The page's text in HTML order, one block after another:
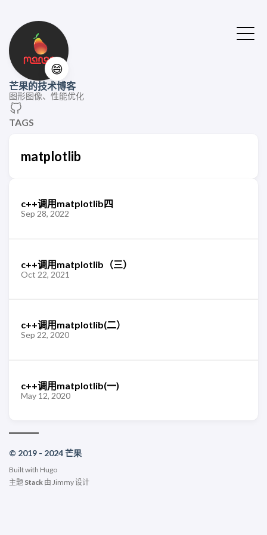
😄
芒果的技术博客
图形图像、性能优化
TAGS
matplotlib
c++调用matplotlib四
Sep 28, 2022
c++调用matplotlib（三）
Oct 22, 2021
c++调用matplotlib(二）
Sep 22, 2020
c++调用matplotlib(一)
May 12, 2020
© 2019 - 2024 芒果
Built with Hugo
主题 Stack 由 Jimmy设计